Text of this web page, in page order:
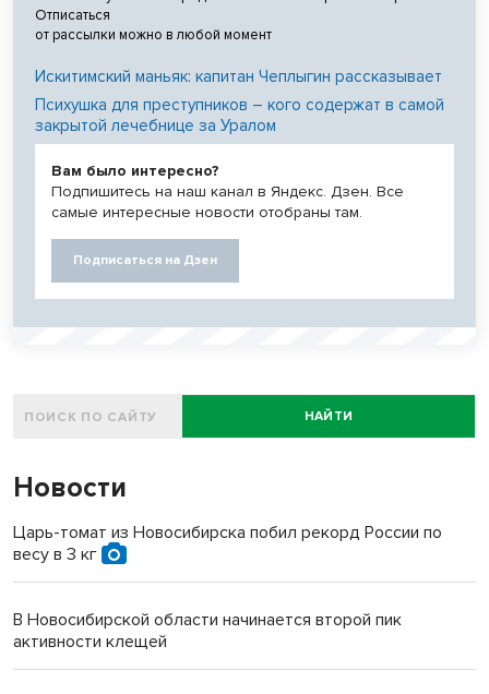
Отписаться
от рассылки можно в любой момент
Искитимский маньяк: капитан Чеплыгин рассказывает
Психушка для преступников – кого содержат в самой
закрытой лечебнице за Уралом
Вам было интересно?
Подпишитесь на наш канал в Яндекс. Дзен. Все
самые интересные новости отобраны там.
Подписаться на Дзен
НАЙТИ
Новости
Царь-томат из Новосибирска побил рекорд России по
весу в 3 кг
В Новосибирской области начинается второй пик
активности клещей